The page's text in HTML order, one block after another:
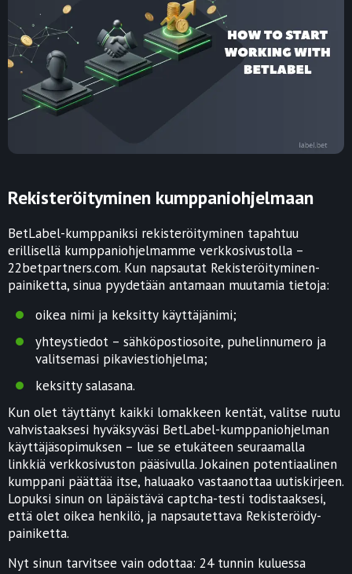
Rekisteröityminen kumppaniohjelmaan
BetLabel-kumppaniksi rekisteröityminen tapahtuu
erillisellä kumppaniohjelmamme verkkosivustolla –
22betpartners.com. Kun napsautat Rekisteröityminen-
painiketta, sinua pyydetään antamaan muutamia tietoja:
oikea nimi ja keksitty käyttäjänimi;
yhteystiedot – sähköpostiosoite, puhelinnumero ja
valitsemasi pikaviestiohjelma;
keksitty salasana.
Kun olet täyttänyt kaikki lomakkeen kentät, valitse ruutu
vahvistaaksesi hyväksyväsi BetLabel-kumppaniohjelman
käyttäjäsopimuksen – lue se etukäteen seuraamalla
linkkiä verkkosivuston pääsivulla. Jokainen potentiaalinen
kumppani päättää itse, haluaako vastaanottaa uutiskirjeen.
Lopuksi sinun on läpäistävä captcha-testi todistaaksesi,
että olet oikea henkilö, ja napsautettava Rekisteröidy-
painiketta.
Nyt sinun tarvitsee vain odottaa: 24 tunnin kuluessa